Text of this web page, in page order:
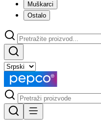
Muškarci
Ostalo